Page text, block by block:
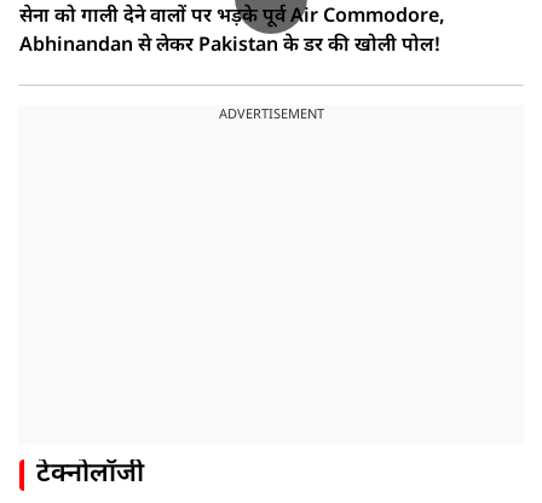
सेना को गाली देने वालों पर भड़के पूर्व Air Commodore,
Abhinandan से लेकर Pakistan के डर की खोली पोल!
ADVERTISEMENT
टेक्नोलॉजी